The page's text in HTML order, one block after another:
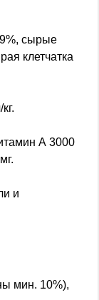
сырые
клетчатка
А 3000
и
мин. 10%),